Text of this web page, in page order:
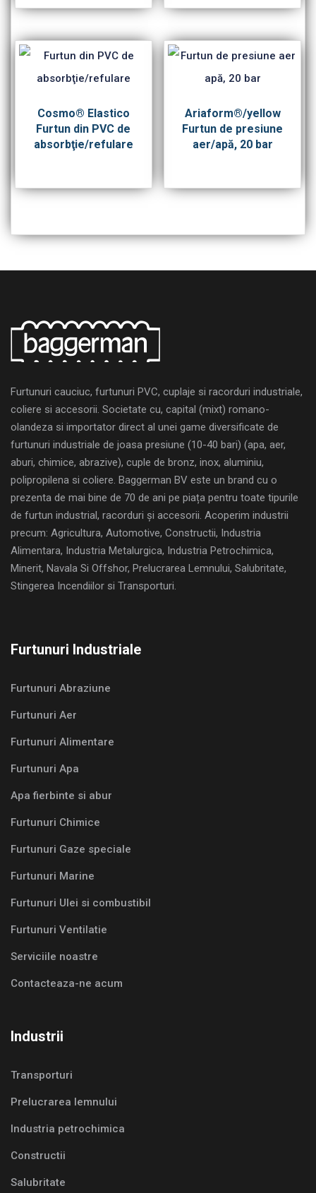
Cosmo® Elastico
Furtun din PVC de
absorbţie/refulare
Ariaform®/yellow
Furtun de presiune
aer/apă, 20 bar
Furtunuri cauciuc, furtunuri PVC, cuplaje si racorduri industriale,
coliere si accesorii. Societate cu, capital (mixt) romano-
olandeza si importator direct al unei game diversificate de
furtunuri industriale de joasa presiune (10-40 bari) (apa, aer,
aburi, chimice, abrazive), cuple de bronz, inox, aluminiu,
polipropilena si coliere. Baggerman BV este un brand cu o
prezenta de mai bine de 70 de ani pe piața pentru toate tipurile
de furtun industrial, racorduri și accesorii. Acoperim industrii
precum: Agricultura, Automotive, Constructii, Industria
Alimentara, Industria Metalurgica, Industria Petrochimica,
Minerit, Navala Si Offshor, Prelucrarea Lemnului, Salubritate,
Stingerea Incendiilor si Transporturi.
Furtunuri Industriale
Furtunuri Abraziune
Furtunuri Aer
Furtunuri Alimentare
Furtunuri Apa
Apa fierbinte si abur
Furtunuri Chimice
Furtunuri Gaze speciale
Furtunuri Marine
Furtunuri Ulei si combustibil
Furtunuri Ventilatie
Serviciile noastre
Contacteaza-ne acum
Industrii
Transporturi
Prelucrarea lemnului
Industria petrochimica
Constructii
Salubritate